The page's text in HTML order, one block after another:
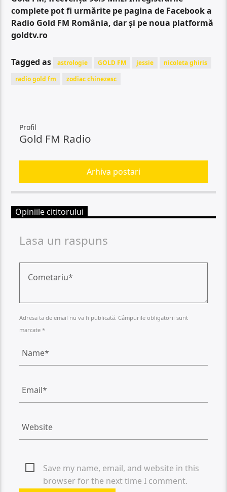
complete pot fi urmărite pe pagina de Facebook a
Radio Gold FM România, dar și pe noua platformă
goldtv.ro
Tagged as astrologie GOLD FM jessie
nicoleta ghiris
radio gold fm
zodiac chinezesc
Profil
Gold FM Radio
Arhiva postari
Opiniile cititorului
Lasa un raspuns
Adresa ta de email nu va fi publicată. Câmpurile obligatorii sunt
marcate *
Save my name, email, and website in this
browser for the next time I comment.